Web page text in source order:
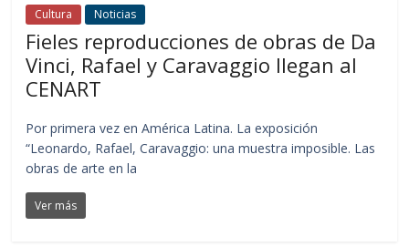
Cultura Noticias
Fieles reproducciones de obras de Da
Vinci, Rafael y Caravaggio llegan al
CENART
Por primera vez en América Latina. La exposición
“Leonardo, Rafael, Caravaggio: una muestra imposible. Las
obras de arte en la
Ver más